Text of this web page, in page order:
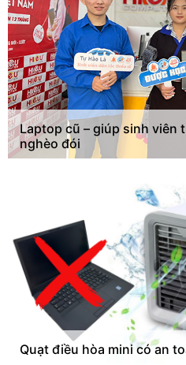
Laptop cũ – giúp sinh viên
nghèo đói
Quạt điều hòa mini có an